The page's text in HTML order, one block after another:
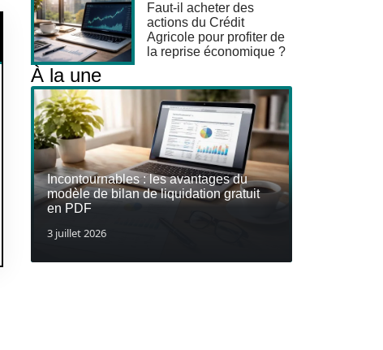
Faut-il acheter des
actions du Crédit
Agricole pour profiter de
la reprise économique ?
À la une
Incontournables : les avantages du
modèle de bilan de liquidation gratuit
en PDF
3 juillet 2026